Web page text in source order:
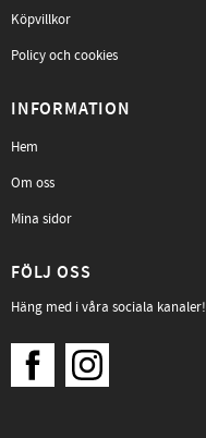
Köpvillkor
Policy och cookies
INFORMATION
Hem
Om oss
Mina sidor
FÖLJ OSS
Häng med i våra sociala kanaler!